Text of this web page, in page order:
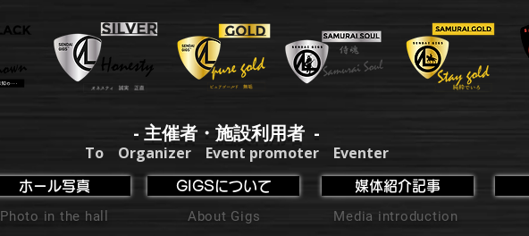
- 主催者・施設利用者 -
To Organizer Event promoter Eventer
ホール写真
Photo in the hall
GIGSについて
About Gigs
媒体紹介記事
Media introduction